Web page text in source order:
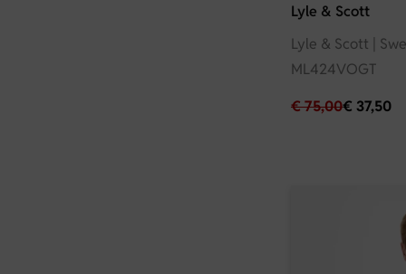
Lyle & Scott
Lyle & Scott |
ML424VOGT
€75,00€ 37,50